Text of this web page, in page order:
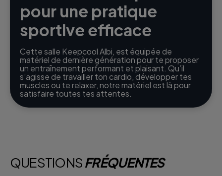
pour une pratique
sportive efficace
Cette salle Keepcool Albi, est équipée de
matériel de dernière génération pour te proposer
un entraînement performant et plaisant. Qu’il
s’agisse de travailler ton cardio, développer tes
muscles ou te relaxer, notre matériel est là pour
satisfaire toutes tes attentes.
QUESTIONSFRÉQUENTES